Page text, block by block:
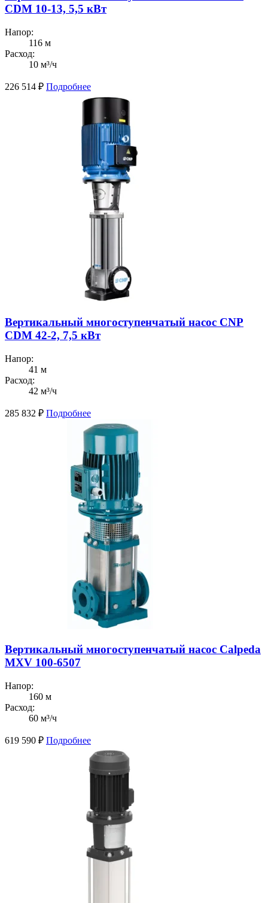
CDM 10-13, 5,5 кВт
Напор:
116 м
Расход:
10 м³/ч
226 514 ₽ Подробнее
Вертикальный многоступенчатый насос CNP
CDM 42-2, 7,5 кВт
Напор:
41 м
Расход:
42 м³/ч
285 832 ₽ Подробнее
Вертикальный многоступенчатый насос Calpeda
MXV 100-6507
Напор:
160 м
Расход:
60 м³/ч
619 590 ₽ Подробнее